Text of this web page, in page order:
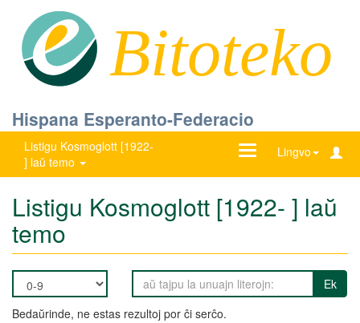
Bitoteko
Hispana Esperanto-Federacio
Listigu Kosmoglott [1922-
] laŭ temo
Lingvo
Ŝanĝu
Listigu Kosmoglott [1922- ] laŭ
temo
Ek
Bedaŭrinde, ne estas rezultoj por ĉi serĉo.